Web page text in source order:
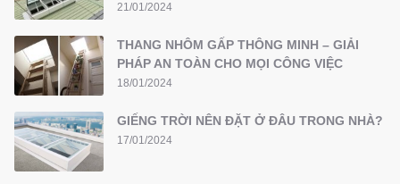
21/01/2024
THANG NHÔM GẤP THÔNG MINH – GIẢI
PHÁP AN TOÀN CHO MỌI CÔNG VIỆC
18/01/2024
GIẾNG TRỜI NÊN ĐẶT Ở ĐÂU TRONG NHÀ?
17/01/2024